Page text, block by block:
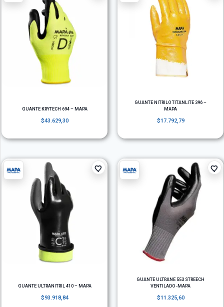
GUANTE KRYTECH 694 – MAPA
$43.629,30
GUANTE NITRILO TITANLITE 396 –
MAPA
$17.792,79
GUANTE ULTRANITRIL 410 – MAPA
$93.918,84
GUANTE ULTRANE 553 STREECH
VENTILADO -MAPA
$11.325,60